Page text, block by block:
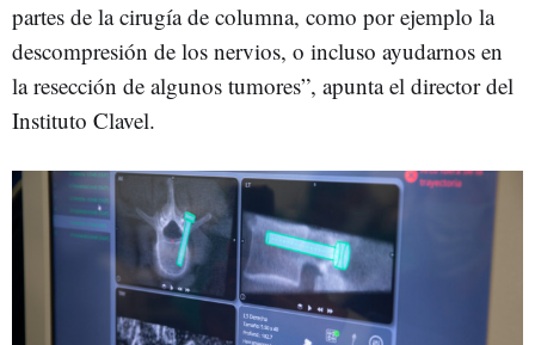
partes de la cirugía de columna, como por ejemplo la
descompresión de los nervios, o incluso ayudarnos en
la resección de algunos tumores”, apunta el director del
Instituto Clavel.